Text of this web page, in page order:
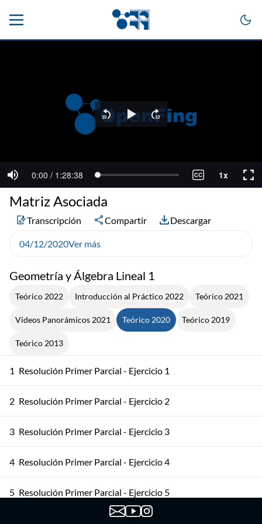
Geometría y Álgebra Lineal 1
Teórico 2022 Introducción al Práctico 2022 Teórico 2021
Videos Panorámicos 2021 Teórico 2020 Teórico 2019
Teórico 2013
1 Resolución Primer Parcial - Ejercicio 1
2 Resolución Primer Parcial - Ejercicio 2
3 Resolución Primer Parcial - Ejercicio 3
4 Resolución Primer Parcial - Ejercicio 4
5 Resolución Primer Parcial - Ejercicio 5
Matriz Asociada
Transcripción Compartir Descargar
04/12/2020Ver más